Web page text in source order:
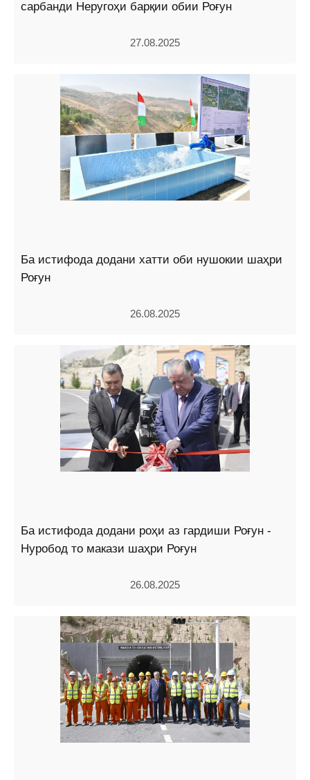
сарбанди Неругоҳи барқии обии Роғун
27.08.2025
Ба истифода додани хатти оби нушокии шаҳри
Роғун
26.08.2025
Ба истифода додани роҳи аз гардиши Роғун -
Нуробод то макази шаҳри Роғун
26.08.2025